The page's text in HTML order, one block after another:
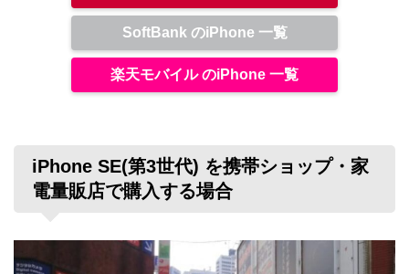
SoftBank のiPhone 一覧
楽天モバイル のiPhone 一覧
iPhone SE(第3世代) を携帯ショップ・家
電量販店で購入する場合